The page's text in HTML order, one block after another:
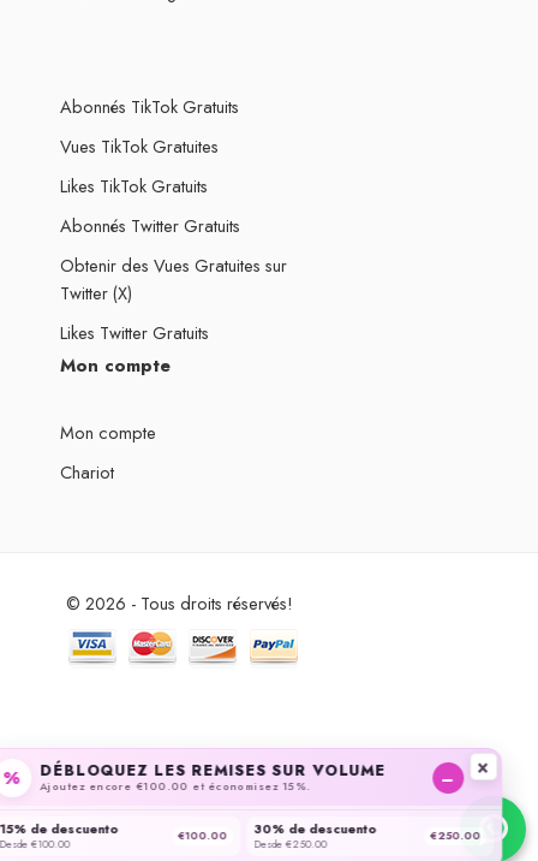
Abonnés TikTok Gratuits
Vues TikTok Gratuites
Likes TikTok Gratuits
Abonnés Twitter Gratuits
Obtenir des Vues Gratuites sur
Twitter (X)
Likes Twitter Gratuits
Mon compte
Mon compte
Chariot
© 2026 - Tous droits réservés!
% DÉBLOQUEZ LES REMISES SUR VOLUME
Ajoutez encore €100.00 et économisez 15%. −
15% de descuento
Desde €100.00
€100.00 30% de descuento
Desde €250.00
€250.00